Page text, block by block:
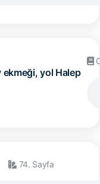
yol Halep
74. Sayfa